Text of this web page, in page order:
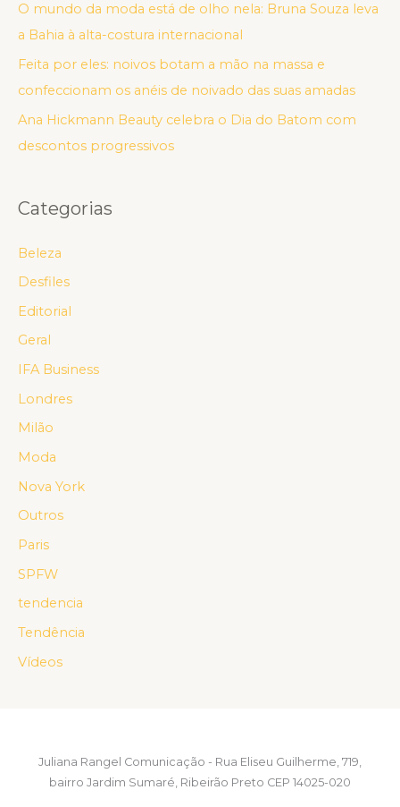
O mundo da moda está de olho nela: Bruna Souza leva
a Bahia à alta-costura internacional
Feita por eles: noivos botam a mão na massa e
confeccionam os anéis de noivado das suas amadas
Ana Hickmann Beauty celebra o Dia do Batom com
descontos progressivos
Categorias
Beleza
Desfiles
Editorial
Geral
IFA Business
Londres
Milão
Moda
Nova York
Outros
Paris
SPFW
tendencia
Tendência
Vídeos
Juliana Rangel Comunicação - Rua Eliseu Guilherme, 719,
bairro Jardim Sumaré, Ribeirão Preto CEP 14025-020